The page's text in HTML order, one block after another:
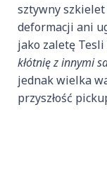
sztywny
deformacji ani
jako zaletę
kłótnię z innymi
jednak wielka
przyszłość